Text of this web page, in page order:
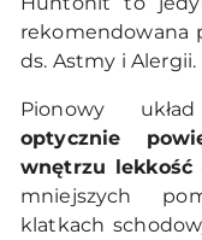
rekomendowana
ds. Astmy i Alergii.
Pionowy
optycznie
wnętrzu lekkość
mniejszych
klatkach